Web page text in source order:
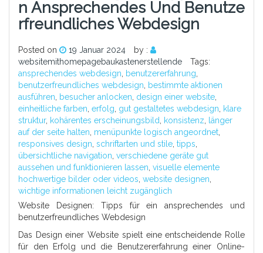
N Ansprechendes Und Benutze
Rfreundliches Webdesign
Posted on 19 Januar 2024
by :
websitemithomepagebaukastenerstellende
Tags:
ansprechendes webdesign, benutzererfahrung,
benutzerfreundliches webdesign, bestimmte aktionen
ausführen, besucher anlocken, design einer website,
einheitliche farben, erfolg, gut gestaltetes webdesign, klare
struktur, kohärentes erscheinungsbild, konsistenz, länger
auf der seite halten, menüpunkte logisch angeordnet,
responsives design, schriftarten und stile, tipps,
übersichtliche navigation, verschiedene geräte gut
aussehen und funktionieren lassen, visuelle elemente
hochwertige bilder oder videos, website designen,
wichtige informationen leicht zugänglich
Website Designen: Tipps für ein ansprechendes und
benutzerfreundliches Webdesign
Das Design einer Website spielt eine entscheidende Rolle
für den Erfolg und die Benutzererfahrung einer Online-